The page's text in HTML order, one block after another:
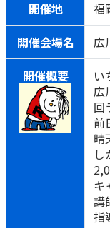
開催地
福
開催会場名
広
開催概要
い
広
回
前
晴
し
キ
講
指